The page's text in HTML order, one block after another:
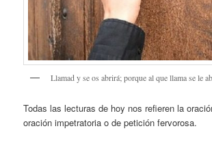
Llamad y se os abrirá; porque al que llama se le
Todas las lecturas de hoy nos refieren la
oración impetratoria o de petición fervorosa.